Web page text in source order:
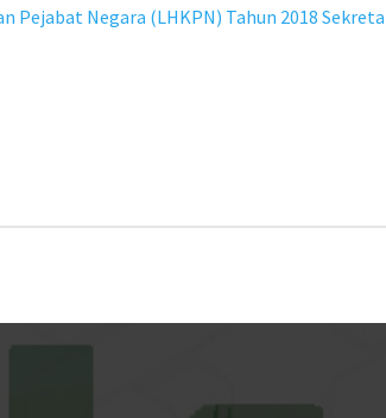
Pejabat Negara (LHKPN) Tahun 2018